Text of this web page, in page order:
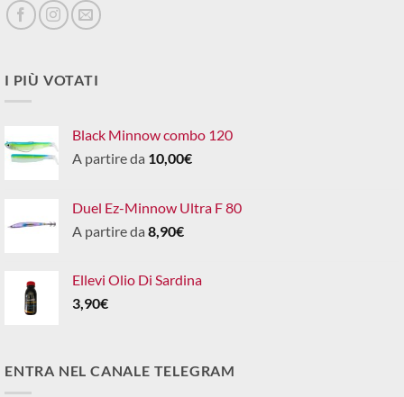
I PIÙ VOTATI
Black Minnow combo 120
A partire da 10,00€
Duel Ez-Minnow Ultra F 80
A partire da 8,90€
Ellevi Olio Di Sardina
3,90€
ENTRA NEL CANALE TELEGRAM